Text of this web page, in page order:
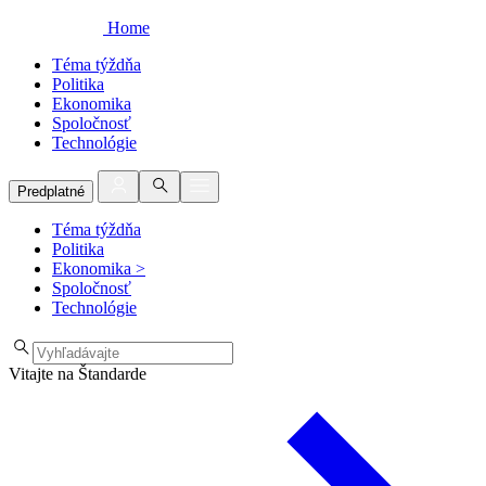
Home
Téma týždňa
Politika
Ekonomika
Spoločnosť
Technológie
Predplatné
Téma týždňa
Politika
Ekonomika >
Spoločnosť
Technológie
Vitajte na Štandarde